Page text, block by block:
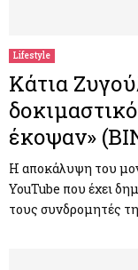
Lifestyle
Κάτια
έκοψαν»
Η αποκάλυψη του
YouTube που έχει
τους συνδρομητές